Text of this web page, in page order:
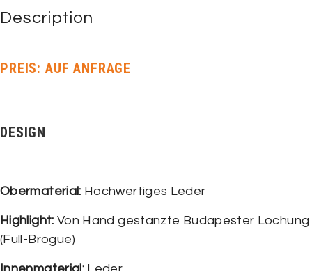
Description
PREIS: AUF ANFRAGE
DESIGN
Obermaterial: Hochwertiges Leder
Highlight: Von Hand gestanzte Budapester Lochung
(Full-Brogue)